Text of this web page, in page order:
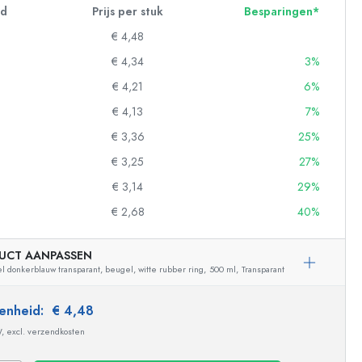
Prijs per stuk
Besparingen*
€ 4,48
€ 4,34
3%
€ 4,21
6%
€ 4,13
7%
€ 3,36
25%
€ 3,25
27%
€ 3,14
29%
€ 2,68 40%
AANPASSEN
donkerblauw transparant, beugel, witte rubber ring, 500 ml, Transparant
€ 4,48
excl. verzendkosten